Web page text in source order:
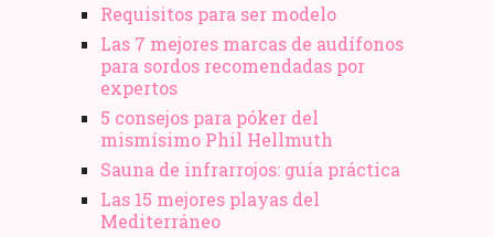
Requisitos para ser modelo
Las 7 mejores marcas de audífonos
para sordos recomendadas por
expertos
5 consejos para póker del
mismísimo Phil Hellmuth
Sauna de infrarrojos: guía práctica
Las 15 mejores playas del
Mediterráneo